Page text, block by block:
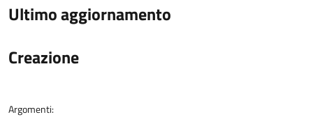
Ultimo aggiornamento
Creazione
Argomenti: